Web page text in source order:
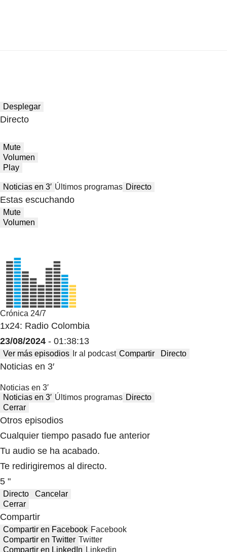
Desplegar
Directo
Mute
Volumen
Play
Noticias en 3′ Últimos programas Directo
Estas escuchando
Mute
Volumen
Crónica 24/7
1x24: Radio Colombia
23/08/2024 - 01:38:13
Ver más episodios Ir al podcast Compartir Directo
Noticias en 3′
Noticias en 3′
Noticias en 3′ Últimos programas Directo
Cerrar
Otros episodios
Cualquier tiempo pasado fue anterior
Tu audio se ha acabado.
Te redirigiremos al directo.
5 "
Directo
Cancelar
Cerrar
Compartir
Compartir en Facebook Facebook
Compartir en Twitter Twitter
Compartir en LinkedIn Linkedin